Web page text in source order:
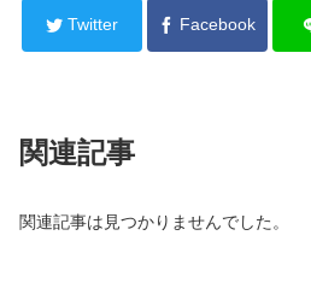
Twitter Facebook
関連記事
関連記事は見つかりませんでした。